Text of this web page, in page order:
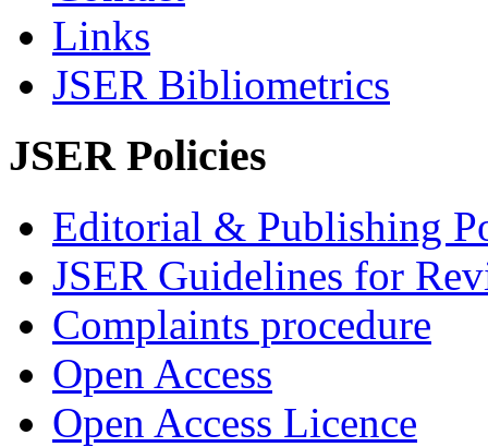
Links
JSER Bibliometrics
JSER Policies
Editorial & Publishing
JSER Guidelines for
Complaints procedure
Open Access
Open Access Licence